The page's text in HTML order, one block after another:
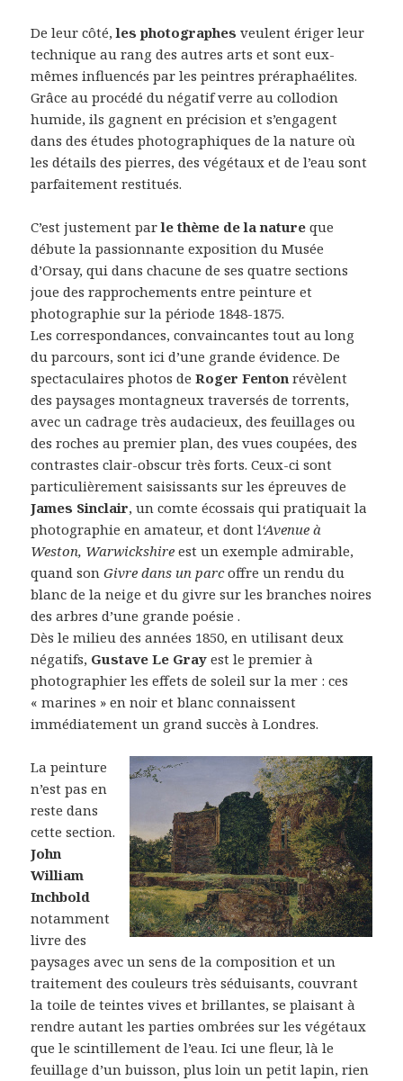
De leur côté,les photographes veulent ériger leur
technique au rang des autres arts et sont eux-
mêmes influencés par les peintres préraphaélites.
Grâce au procédé du négatif verre au collodion
humide, ils gagnent en précision et s’engagent
dans des études photographiques de la nature où
les détails des pierres, des végétaux et de l’eau sont
parfaitement restitués.
C’est justement parle thème de la nature que
débute la passionnante exposition du Musée
d’Orsay, qui dans chacune de ses quatre sections
joue des rapprochements entre peinture et
photographie sur la période 1848-1875.
Les correspondances, convaincantes tout au long
du parcours, sont ici d’une grande évidence. De
spectaculaires photos deRoger Fenton révèlent
des paysages montagneux traversés de torrents,
avec un cadrage très audacieux, des feuillages ou
des roches au premier plan, des vues coupées, des
contrastes clair-obscur très forts. Ceux-ci sont
particulièrement saisissants sur les épreuves de
James Sinclair, un comte écossais qui pratiquait la
photographie en amateur, et dont l‘Avenue à
Weston, Warwickshire est un exemple admirable,
quand sonGivre dans un parcoffre un rendu du
blanc de la neige et du givre sur les branches noires
des arbres d’une grande poésie .
Dès le milieu des années 1850, en utilisant deux
négatifs, Gustave Le Gray est le premier à
photographier les effets de soleil sur la mer : ces
« marines » en noir et blanc connaissent
immédiatement un grand succès à Londres.
La peinture
n’est pas en
reste dans
cette section.
John
William
Inchbold
notamment
livre des
paysages avec un sens de la composition et un
traitement des couleurs très séduisants, couvrant
la toile de teintes vives et brillantes, se plaisant à
rendre autant les parties ombrées sur les végétaux
que le scintillement de l’eau. Ici une fleur, là le
feuillage d’un buisson, plus loin un petit lapin, rien